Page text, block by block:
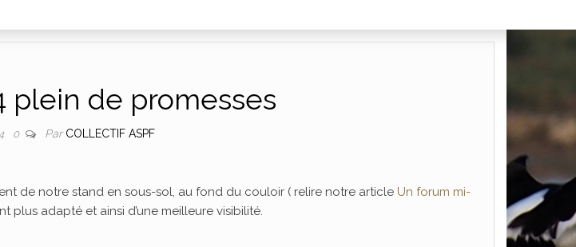
plein de promesses
0 Par COLLECTIF ASPF
de notre stand en sous-sol, au fond du couloir ( relire notre article Un forum mi-
plus adapté et ainsi d’une meilleure visibilité.